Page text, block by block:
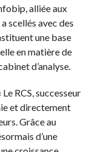
alliée aux
scellés avec des
une base
en matière de
d’analyse.
RCS, successeur
et directement
Grâce au
d’une